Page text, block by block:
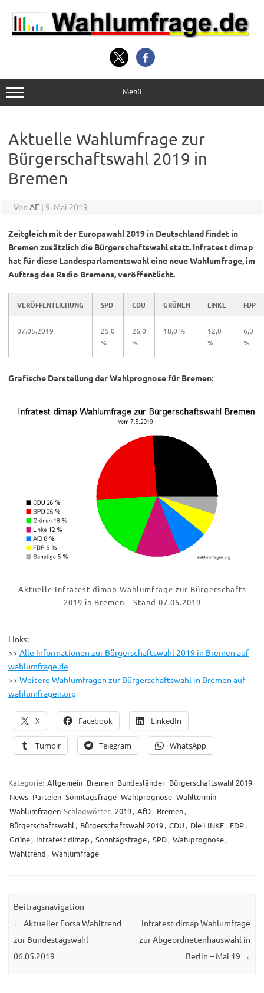
Inhalt
springen
Menü
Aktuelle Wahlumfrage zur
Bürgerschaftswahl 2019 in
Bremen
Von AF | 9. Mai 2019
Zeitgleich mit der Europawahl 2019 in Deutschland findet in
Bremen zusätzlich die Bürgerschaftswahl statt. Infratest dimap
hat für diese Landesparlamentswahl eine neue Wahlumfrage, im
Auftrag des Radio Bremens, veröffentlicht.
VERÖFFENTLICHUNG SPD CDU GRÜNEN LINKE FDP
07.05.2019
25,0
%
26,0
%
18,0 %
12,0
%
6,0
%
Grafische Darstellung der Wahlprognose für Bremen:
Aktuelle Infratest dimap Wahlumfrage zur Bürgerschafts
2019 in Bremen – Stand 07.05.2019
Links:
>> Alle Informationen zur Bürgerschaftswahl 2019 in Bremen auf
wahlumfrage.de
>> Weitere Wahlumfragen zur Bürgerschaftswahl in Bremen auf
wahlumfragen.org
X Facebook LinkedIn
Tumblr Telegram WhatsApp
Kategorie: Allgemein Bremen Bundesländer Bürgerschaftswahl 2019
News Parteien Sonntagsfrage Wahlprognose Wahltermin
Wahlumfragen Schlagwörter: 2019, AfD, Bremen,
Bürgerschaftswahl , Bürgerschaftswahl 2019, CDU , Die LINKE, FDP,
Grüne, Infratest dimap , Sonntagsfrage, SPD, Wahlprognose,
Wahltrend , Wahlumfrage
Beitragsnavigation
← Aktueller Forsa Wahltrend
zur Bundestagswahl –
06.05.2019
Infratest dimap Wahlumfrage
zur Abgeordnetenhauswahl in
Berlin – Mai 19 →